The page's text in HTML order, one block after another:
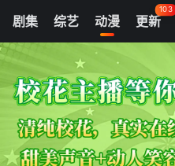
剧集 综艺 动漫 更新
103
我的观影记录
反派初始化
清空